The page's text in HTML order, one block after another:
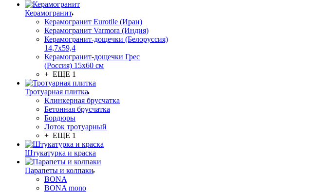
Керамогранит
Керамогранит Eurotile (Иран)
Керамогранит Varmora (Индия)
Керамогранит-дощечки (Белоруссия)
14,7x59,4
Керамогранит-дощечки Грес
(Россия) 15х60 см
+ ЕЩЕ 1
Тротуарная плитка
Клинкерная брусчатка
Бетонная брусчатка
Бордюры
Лоток тротуарный
+ ЕЩЕ 1
Штукатурка и краска
Парапеты и колпаки
BONA
BONA mono